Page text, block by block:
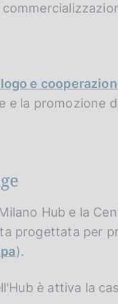
e
e la promozione
Hub e la
progettata per
).
è attiva la